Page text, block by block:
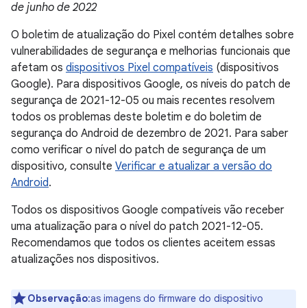
de junho de 2022
O boletim de atualização do Pixel contém detalhes sobre
vulnerabilidades de segurança e melhorias funcionais que
afetam os dispositivos Pixel compatíveis (dispositivos
Google). Para dispositivos Google, os níveis do patch de
segurança de 2021-12-05 ou mais recentes resolvem
todos os problemas deste boletim e do boletim de
segurança do Android de dezembro de 2021. Para saber
como verificar o nível do patch de segurança de um
dispositivo, consulte Verificar e atualizar a versão do
Android.
Todos os dispositivos Google compatíveis vão receber
uma atualização para o nível do patch 2021-12-05.
Recomendamos que todos os clientes aceitem essas
atualizações nos dispositivos.
Observação:as imagens do firmware do dispositivo